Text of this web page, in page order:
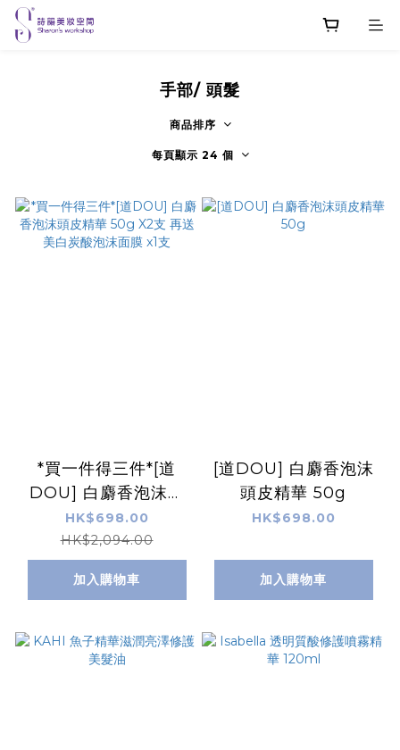
手部/ 頭髮
商品排序
每頁顯示 24 個
*買一件得三件*[道
DOU] 白麝香泡沫頭
皮精華 50g X2支 再
送 美白炭酸泡沫面膜
x1支
HK$698.00
HK$2,094.00
加入購物車
[道DOU] 白麝香泡沫
頭皮精華 50g
HK$698.00
加入購物車